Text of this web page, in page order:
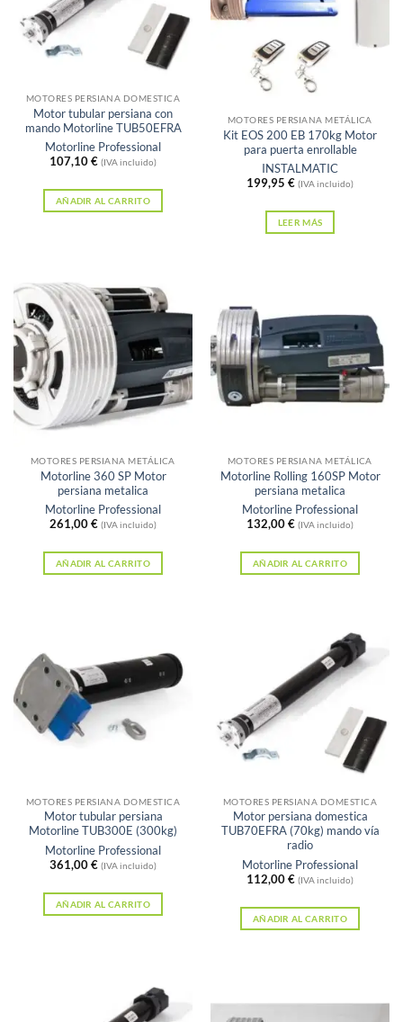
MOTORES PERSIANA DOMESTICA
Motor tubular persiana con
mando Motorline TUB50EFRA
Motorline Professional
107,10€ (IVA incluido)
AÑADIR AL CARRITO
Sin existencias
MOTORES PERSIANA METÁLICA
Kit EOS 200 EB 170kg Motor
para puerta enrollable
INSTALMATIC
199,95 € (IVA incluido)
LEER MÁS
MOTORES PERSIANA METÁLICA
Motorline 360 SP Motor
persiana metalica
Motorline Professional
261,00€ (IVA incluido)
AÑADIR AL CARRITO
MOTORES PERSIANA METÁLICA
Motorline Rolling 160SP Motor
persiana metalica
Motorline Professional
132,00€ (IVA incluido)
AÑADIR AL CARRITO
MOTORES PERSIANA DOMESTICA
Motor tubular persiana
Motorline TUB300E (300kg)
Motorline Professional
361,00€ (IVA incluido)
AÑADIR AL CARRITO
MOTORES PERSIANA DOMESTICA
Motor persiana domestica
TUB70EFRA (70kg) mando vía
radio
Motorline Professional
112,00€ (IVA incluido)
AÑADIR AL CARRITO